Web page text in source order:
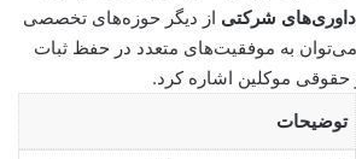
داوری‌های شرکتی از دیگر حوزه‌های تخصصی
به موفقیت‌های متعدد در حفظ ثبات
حقوقی موکلین اشاره کرد.
توضیحات